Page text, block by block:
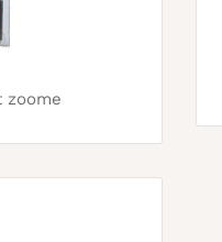
zoome